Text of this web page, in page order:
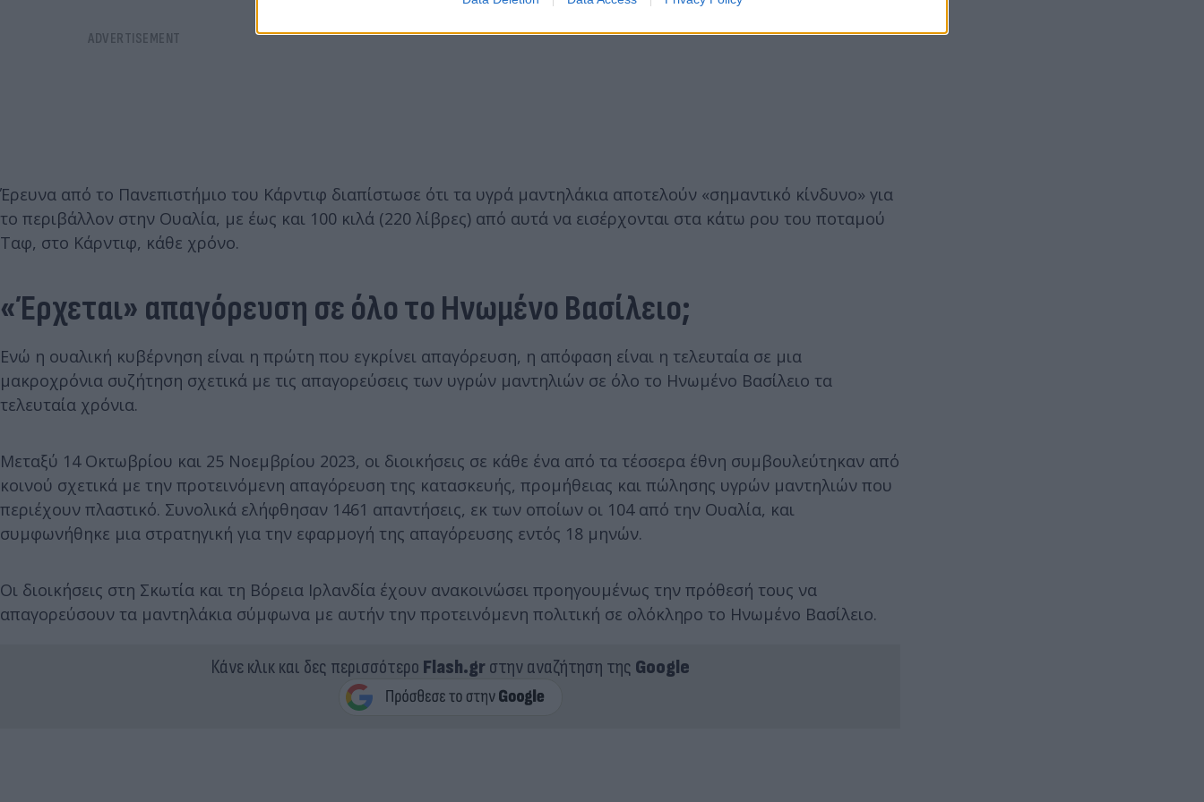
Έρευνα από το Πανεπιστήμιο του Κάρντιφ διαπίστωσε ότι τα υγρά μαντηλάκια αποτελούν «σημαντικό κίνδυνο» για
το περιβάλλον στην Ουαλία, με έως και 100 κιλά (220 λίβρες) από αυτά να εισέρχονται στα κάτω ρου του ποταμού
Ταφ, στο Κάρντιφ, κάθε χρόνο.
«Έρχεται» απαγόρευση σε όλο το Ηνωμένο Βασίλειο;
Ενώ η ουαλική κυβέρνηση είναι η πρώτη που εγκρίνει απαγόρευση, η απόφαση είναι η τελευταία σε μια
μακροχρόνια συζήτηση σχετικά με τις απαγορεύσεις των υγρών μαντηλιών σε όλο το Ηνωμένο Βασίλειο τα
τελευταία χρόνια.
Μεταξύ 14 Οκτωβρίου και 25 Νοεμβρίου 2023, οι διοικήσεις σε κάθε ένα από τα τέσσερα έθνη συμβουλεύτηκαν από
κοινού σχετικά με την προτεινόμενη απαγόρευση της κατασκευής, προμήθειας και πώλησης υγρών μαντηλιών που
περιέχουν πλαστικό. Συνολικά ελήφθησαν 1461 απαντήσεις, εκ των οποίων οι 104 από την Ουαλία, και
συμφωνήθηκε μια στρατηγική για την εφαρμογή της απαγόρευσης εντός 18 μηνών.
Οι διοικήσεις στη Σκωτία και τη Βόρεια Ιρλανδία έχουν ανακοινώσει προηγουμένως την πρόθεσή τους να
απαγορεύσουν τα μαντηλάκια σύμφωνα με αυτήν την προτεινόμενη πολιτική σε ολόκληρο το Ηνωμένο Βασίλειο.
Κάνε κλικ και δες περισσότερο Flash.grστην αναζήτηση της Google